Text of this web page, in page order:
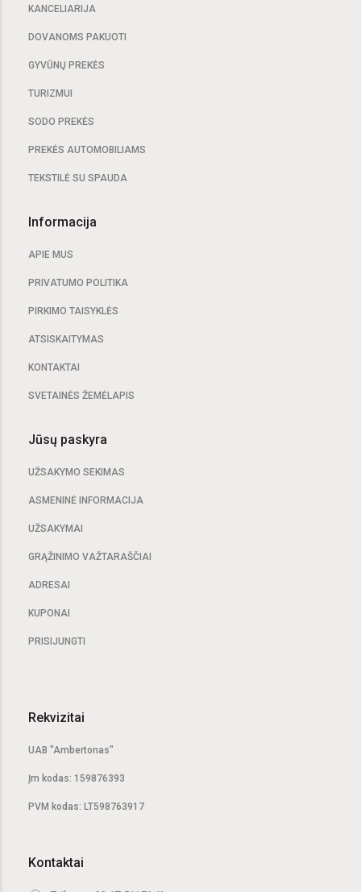
KANCELIARIJA
DOVANOMS PAKUOTI
GYVŪNŲ PREKĖS
TURIZMUI
SODO PREKĖS
PREKĖS AUTOMOBILIAMS
TEKSTILĖ SU SPAUDA
Informacija
APIE MUS
PRIVATUMO POLITIKA
PIRKIMO TAISYKLĖS
ATSISKAITYMAS
KONTAKTAI
SVETAINĖS ŽEMĖLAPIS
Jūsų paskyra
UŽSAKYMO SEKIMAS
ASMENINĖ INFORMACIJA
UŽSAKYMAI
GRĄŽINIMO VAŽTARAŠČIAI
ADRESAI
KUPONAI
PRISIJUNGTI
Rekvizitai
UAB "Ambertonas"
Įm kodas: 159876393
PVM kodas: LT598763917
Kontaktai